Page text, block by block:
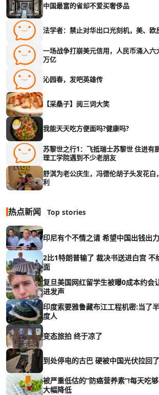
中国最富的省却不爱买奢侈品
法学者：禁止对华出口光刻机，美、欧
一场战争打崩美元信用，人民币涌入六
万亿
沁园春，发吧英雄传
【采桑子】阅三词大笑
我能天天吃方便面吗?健康吗?
苏黎世之行1：飞抵瑞士苏黎世 住进有
理工学院遇到不少老朋友
舒淇为老公庆生，冯德伦胡子头发花白
利
热点新闻 Top stories
印尼有个不情之请 希望中国出钱出
2比1特朗普输了 裁决书送进白宫 不
面
复旦美国网红留学生被曝0成本约会
进发声
印度索要雅鲁藏布江工程机密:当了
度人
变态旅拍 终于凉了
到处停电的古巴 硬被中国光伏拉回
被严重低估的“防癌营养素”!每天吃
大幅降低